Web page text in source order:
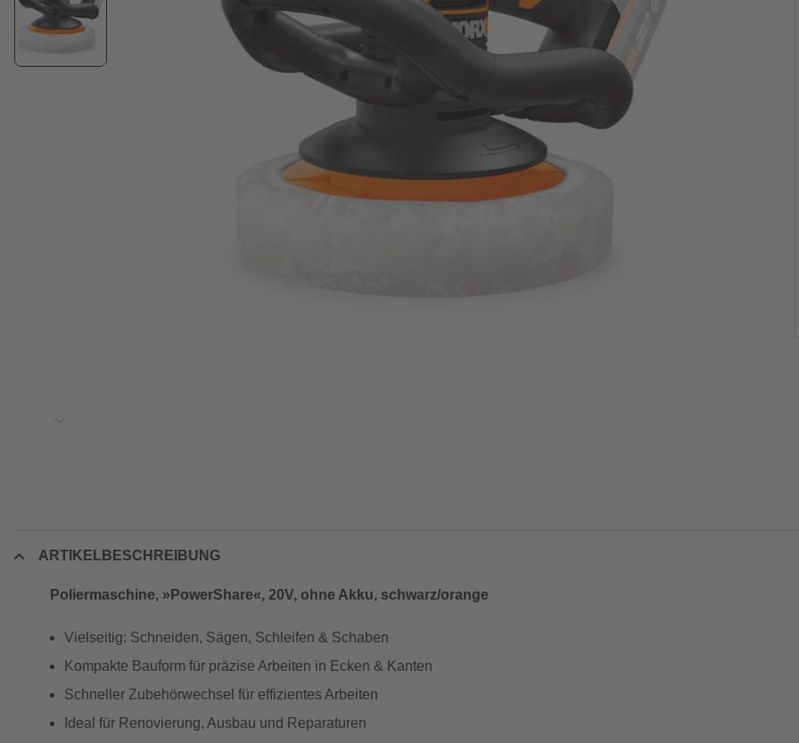
ARTIKELBESCHREIBUNG
Poliermaschine, »PowerShare«, 20V, ohne Akku, schwarz/orange
Vielseitig: Schneiden, Sägen, Schleifen & Schaben
Kompakte Bauform für präzise Arbeiten in Ecken & Kanten
Schneller Zubehörwechsel für effizientes Arbeiten
Ideal für Renovierung, Ausbau und Reparaturen